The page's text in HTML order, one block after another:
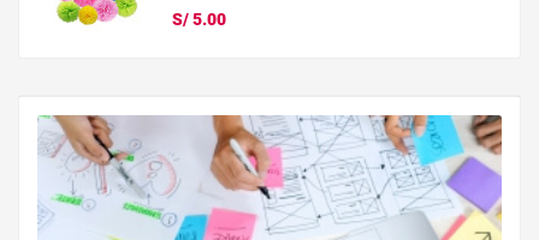
S/ 5.00Precio